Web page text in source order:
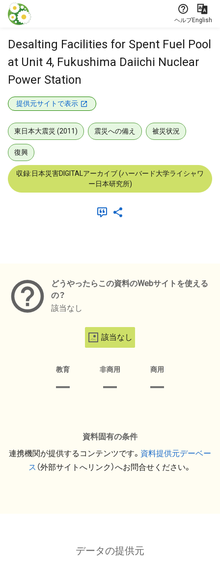
本文に飛ぶ
ヘルプEnglish
Desalting Facilities for Spent Fuel Pool
at Unit 4, Fukushima Daiichi Nuclear
Power Station
提供元サイトで表示
東日本大震災 (2011) 震災への備え 被災状況
復興
収録:日本災害DIGITALアーカイブ (ハーバード大学ライシャワ
ー日本研究所)
どうやったらこの資料のWebサイトを使える
の？
該当なし
該当なし
教育 非商用 商用
資料固有の条件
連携機関が提供するコンテンツです。 資料提供元デーベー
ス （外部サイトへリンク）へお問合せください。
データの提供元